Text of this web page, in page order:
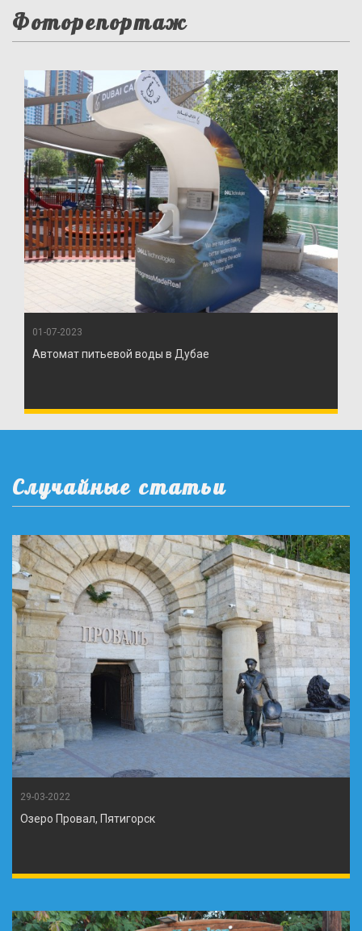
Фоторепортаж
01-07-2023
Автомат питьевой воды в Дубае
Случайные статьи
29-03-2022
Озеро Провал, Пятигорск